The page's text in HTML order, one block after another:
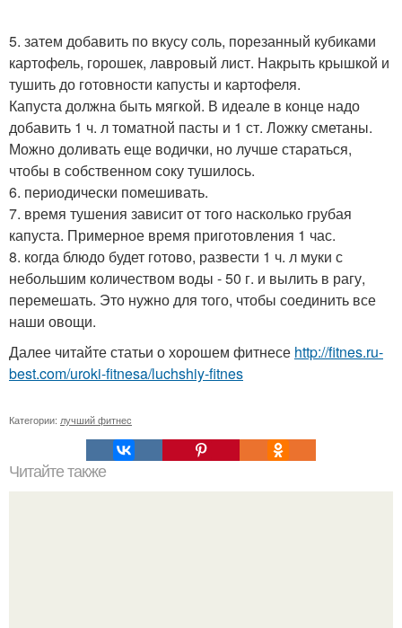
5. затем добавить по вкусу соль, порезанный кубиками
картофель, горошек, лавровый лист. Накрыть крышкой и
тушить до готовности капусты и картофеля.
Капуста должна быть мягкой. В идеале в конце надо
добавить 1 ч. л томатной пасты и 1 ст. Ложку сметаны.
Можно доливать еще водички, но лучше стараться,
чтобы в собственном соку тушилось.
6. периодически помешивать.
7. время тушения зависит от того насколько грубая
капуста. Примерное время приготовления 1 час.
8. когда блюдо будет готово, развести 1 ч. л муки с
небольшим количеством воды - 50 г. и вылить в рагу,
перемешать. Это нужно для того, чтобы соединить все
наши овощи.
Далее читайте статьи о хорошем фитнесе http://fitnes.ru-
best.com/uroki-fitnesa/luchshiy-fitnes
Категории: лучший фитнес
Читайте также